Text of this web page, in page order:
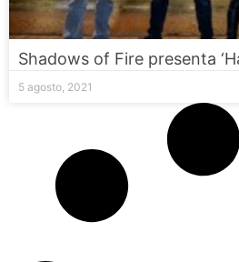
Shadows of Fire presenta
5 agosto, 2021